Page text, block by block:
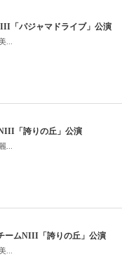
「パジャマドライブ」公演
...
「誇りの丘」公演
...
ームNIII「誇りの丘」公演
...